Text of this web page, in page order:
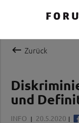
 Zurück
und
INFO 20.5.2020